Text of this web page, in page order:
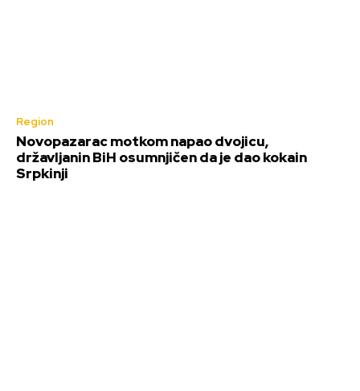
Region
Novopazarac motkom napao dvojicu,
državljanin BiH osumnjičen da je dao kokain
Srpkinji